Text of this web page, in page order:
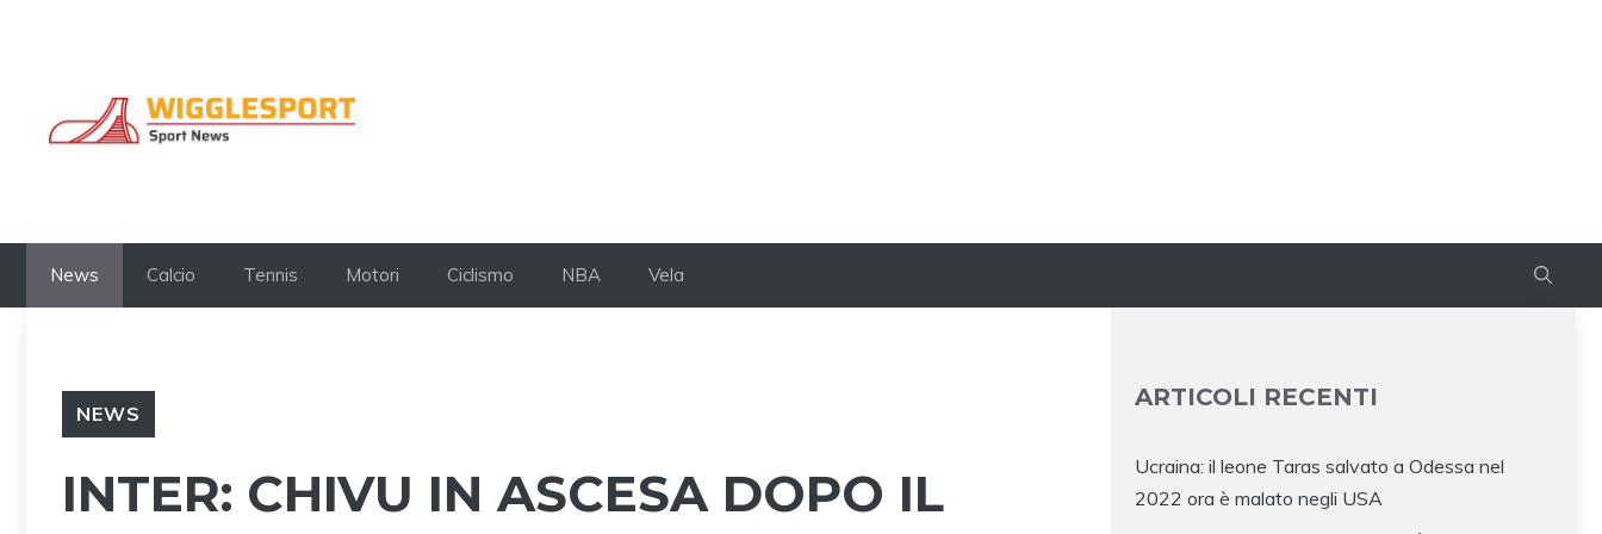
News Calcio Tennis Motori Ciclismo NBA Vela
NEWS
INTER: CHIVU IN ASCESA DOPO IL
ARTICOLI RECENTI
Ucraina: il leone Taras salvato a Odessa nel
2022 ora è malato negli USA